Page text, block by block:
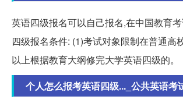
英语四级报名可以自己报名,在中国教育
四级报名条件: (1)考试对象限制在普通高
以上根据教育大纲修完大学英语四级的。
个人怎么报考英语四级..._公共英语考